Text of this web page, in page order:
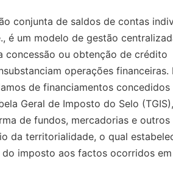
conjunta de saldos de contas
é um modelo de gestão
concessão ou obtenção de crédito
operações financeiras.
de financiamentos
Geral de Imposto do Selo
de fundos, mercadorias e outros
da territorialidade, o qual
imposto aos factos ocorridos em